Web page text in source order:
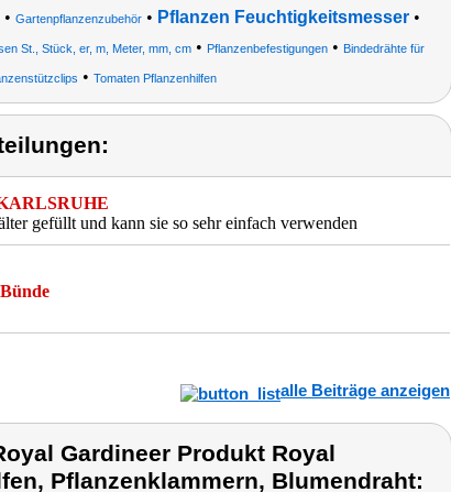
• Gartenpflanzenzubehör• Pflanzen Feuchtigkeitsmesser•
St., Stück, er, m, Meter, mm, cm• Pflanzenbefestigungen• Bindedrähte für
• Tomaten Pflanzenhilfen
gefüllt und kann sie so sehr einfach verwenden
Bünde
alle Beiträge anzeigen
Gardineer Produkt Royal
Pflanzenklammern, Blumendraht: